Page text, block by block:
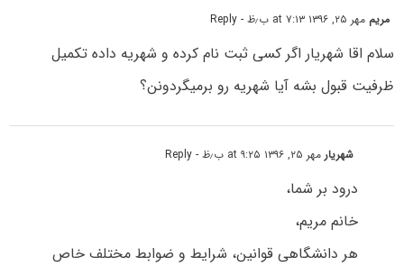
مریم مهر ۲۵, ۱۳۹۶ at ۷:۱۳ ب٫ظ - Reply
سلام اقا شهریار اگر کسی ثبت نام کرده و شهریه داده تکمیل
ظرفیت قبول بشه آیا شهریه رو برمیگردونن؟
شهریار مهر ۲۵, ۱۳۹۶ at ۹:۲۵ ب٫ظ - Reply
درود بر شما،
خانم مریم،
هر دانشگاهی قوانین، شرایط و ضوابط مختلف خاص